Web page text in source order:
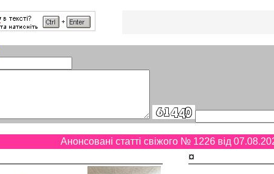
Анонсовані статті свіжого № 1226 від
¤